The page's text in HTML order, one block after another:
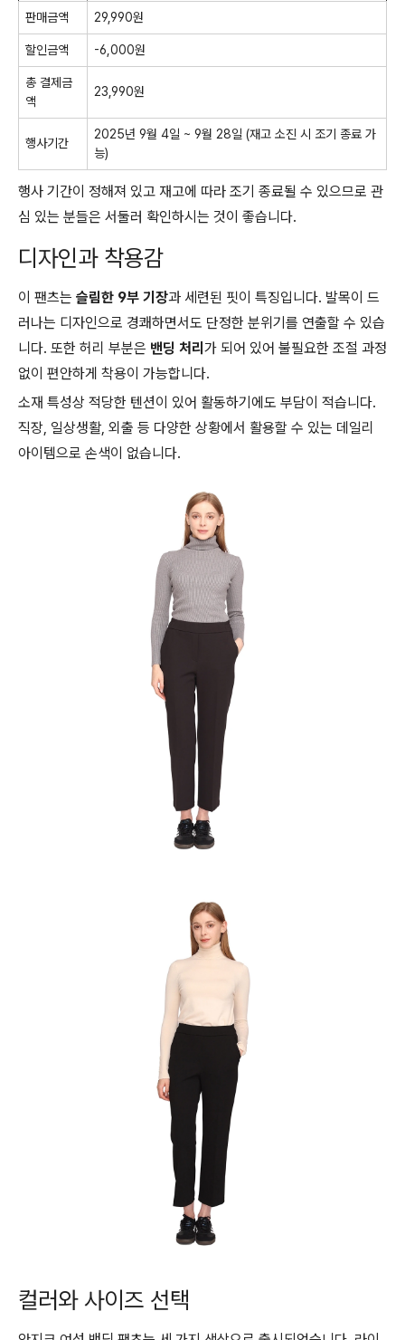
판매금액
29,990원
할인금액 -6,000원
총 결제금
액
23,990원
행사기간
2025년 9월 4일 ~ 9월 28일 (재고 소진 시 조기 종료 가
능)
행사 기간이 정해져 있고 재고에 따라 조기 종료될 수 있으므로 관
심 있는 분들은 서둘러 확인하시는 것이 좋습니다.
디자인과 착용감
이 팬츠는 슬림한 9부 기장과 세련된 핏이 특징입니다. 발목이 드
러나는 디자인으로 경쾌하면서도 단정한 분위기를 연출할 수 있습
니다. 또한 허리 부분은 밴딩 처리 가 되어 있어 불필요한 조절 과정
없이 편안하게 착용이 가능합니다.
소재 특성상 적당한 텐션이 있어 활동하기에도 부담이 적습니다.
직장, 일상생활, 외출 등 다양한 상황에서 활용할 수 있는 데일리
아이템으로 손색이 없습니다.
컬러와 사이즈 선택